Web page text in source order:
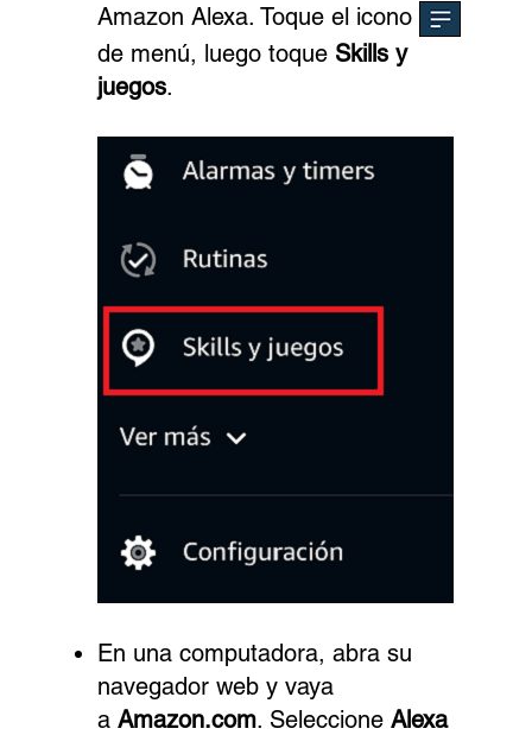
Amazon Alexa. Toque el icono
de menú, luego toque Skills y
juegos.
En una computadora, abra su
navegador web y vaya
aAmazon.com. SeleccioneAlexa